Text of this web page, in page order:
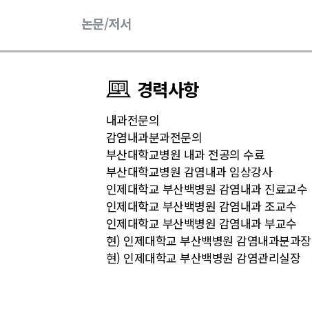
논문/저서
경력사항
내과전문의
감염내과분과전문의
부산대학교병원 내과 전공의 수료
부산대학교병원 감염내과 임상강사
인제대학교 부산백병원 감염내과 진료교수
인제대학교 부산백병원 감염내과 조교수
인제대학교 부산백병원 감염내과 부교수
현) 인제대학교 부산백병원 감염내과분과장
현) 인제대학교 부산백병원 감염관리실장